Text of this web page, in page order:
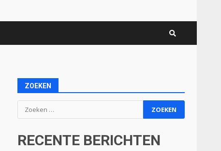
ZOEKEN
Zoeken
naar:
RECENTE BERICHTEN